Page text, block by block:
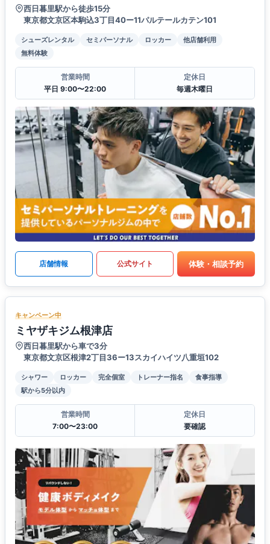
西日暮里駅から徒歩15分
東京都文京区本駒込3丁目40ー11パルテールカテン101
シューズレンタル セミパーソナル ロッカー
他店舗利用
無料体験
営業時間
平日 9:00〜22:00
定休日
毎週木曜日
店舗情報 公式サイト 体験・相談予約
キャンペーン中
ミヤザキジム根津店
西日暮里駅から車で3分
東京都文京区根津2丁目36ー13スカイハイツ八重垣102
シャワー ロッカー 完全個室 トレーナー指名
食事指導
駅から5分以内
営業時間
7:00〜23:00
定休日
要確認